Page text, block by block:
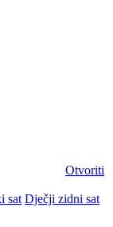
Otvoriti
sat Dječji zidni sat